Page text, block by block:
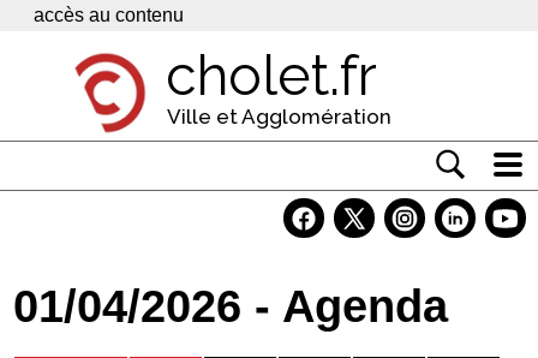
Panneau de gestion des cookies
accès au contenu
cholet.fr
Ville et Agglomération
Economie
01/04/2026 - Agenda